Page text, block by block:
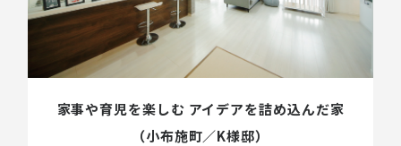
家事や育児を楽しむ アイデアを詰め込んだ家
（小布施町／K様邸）